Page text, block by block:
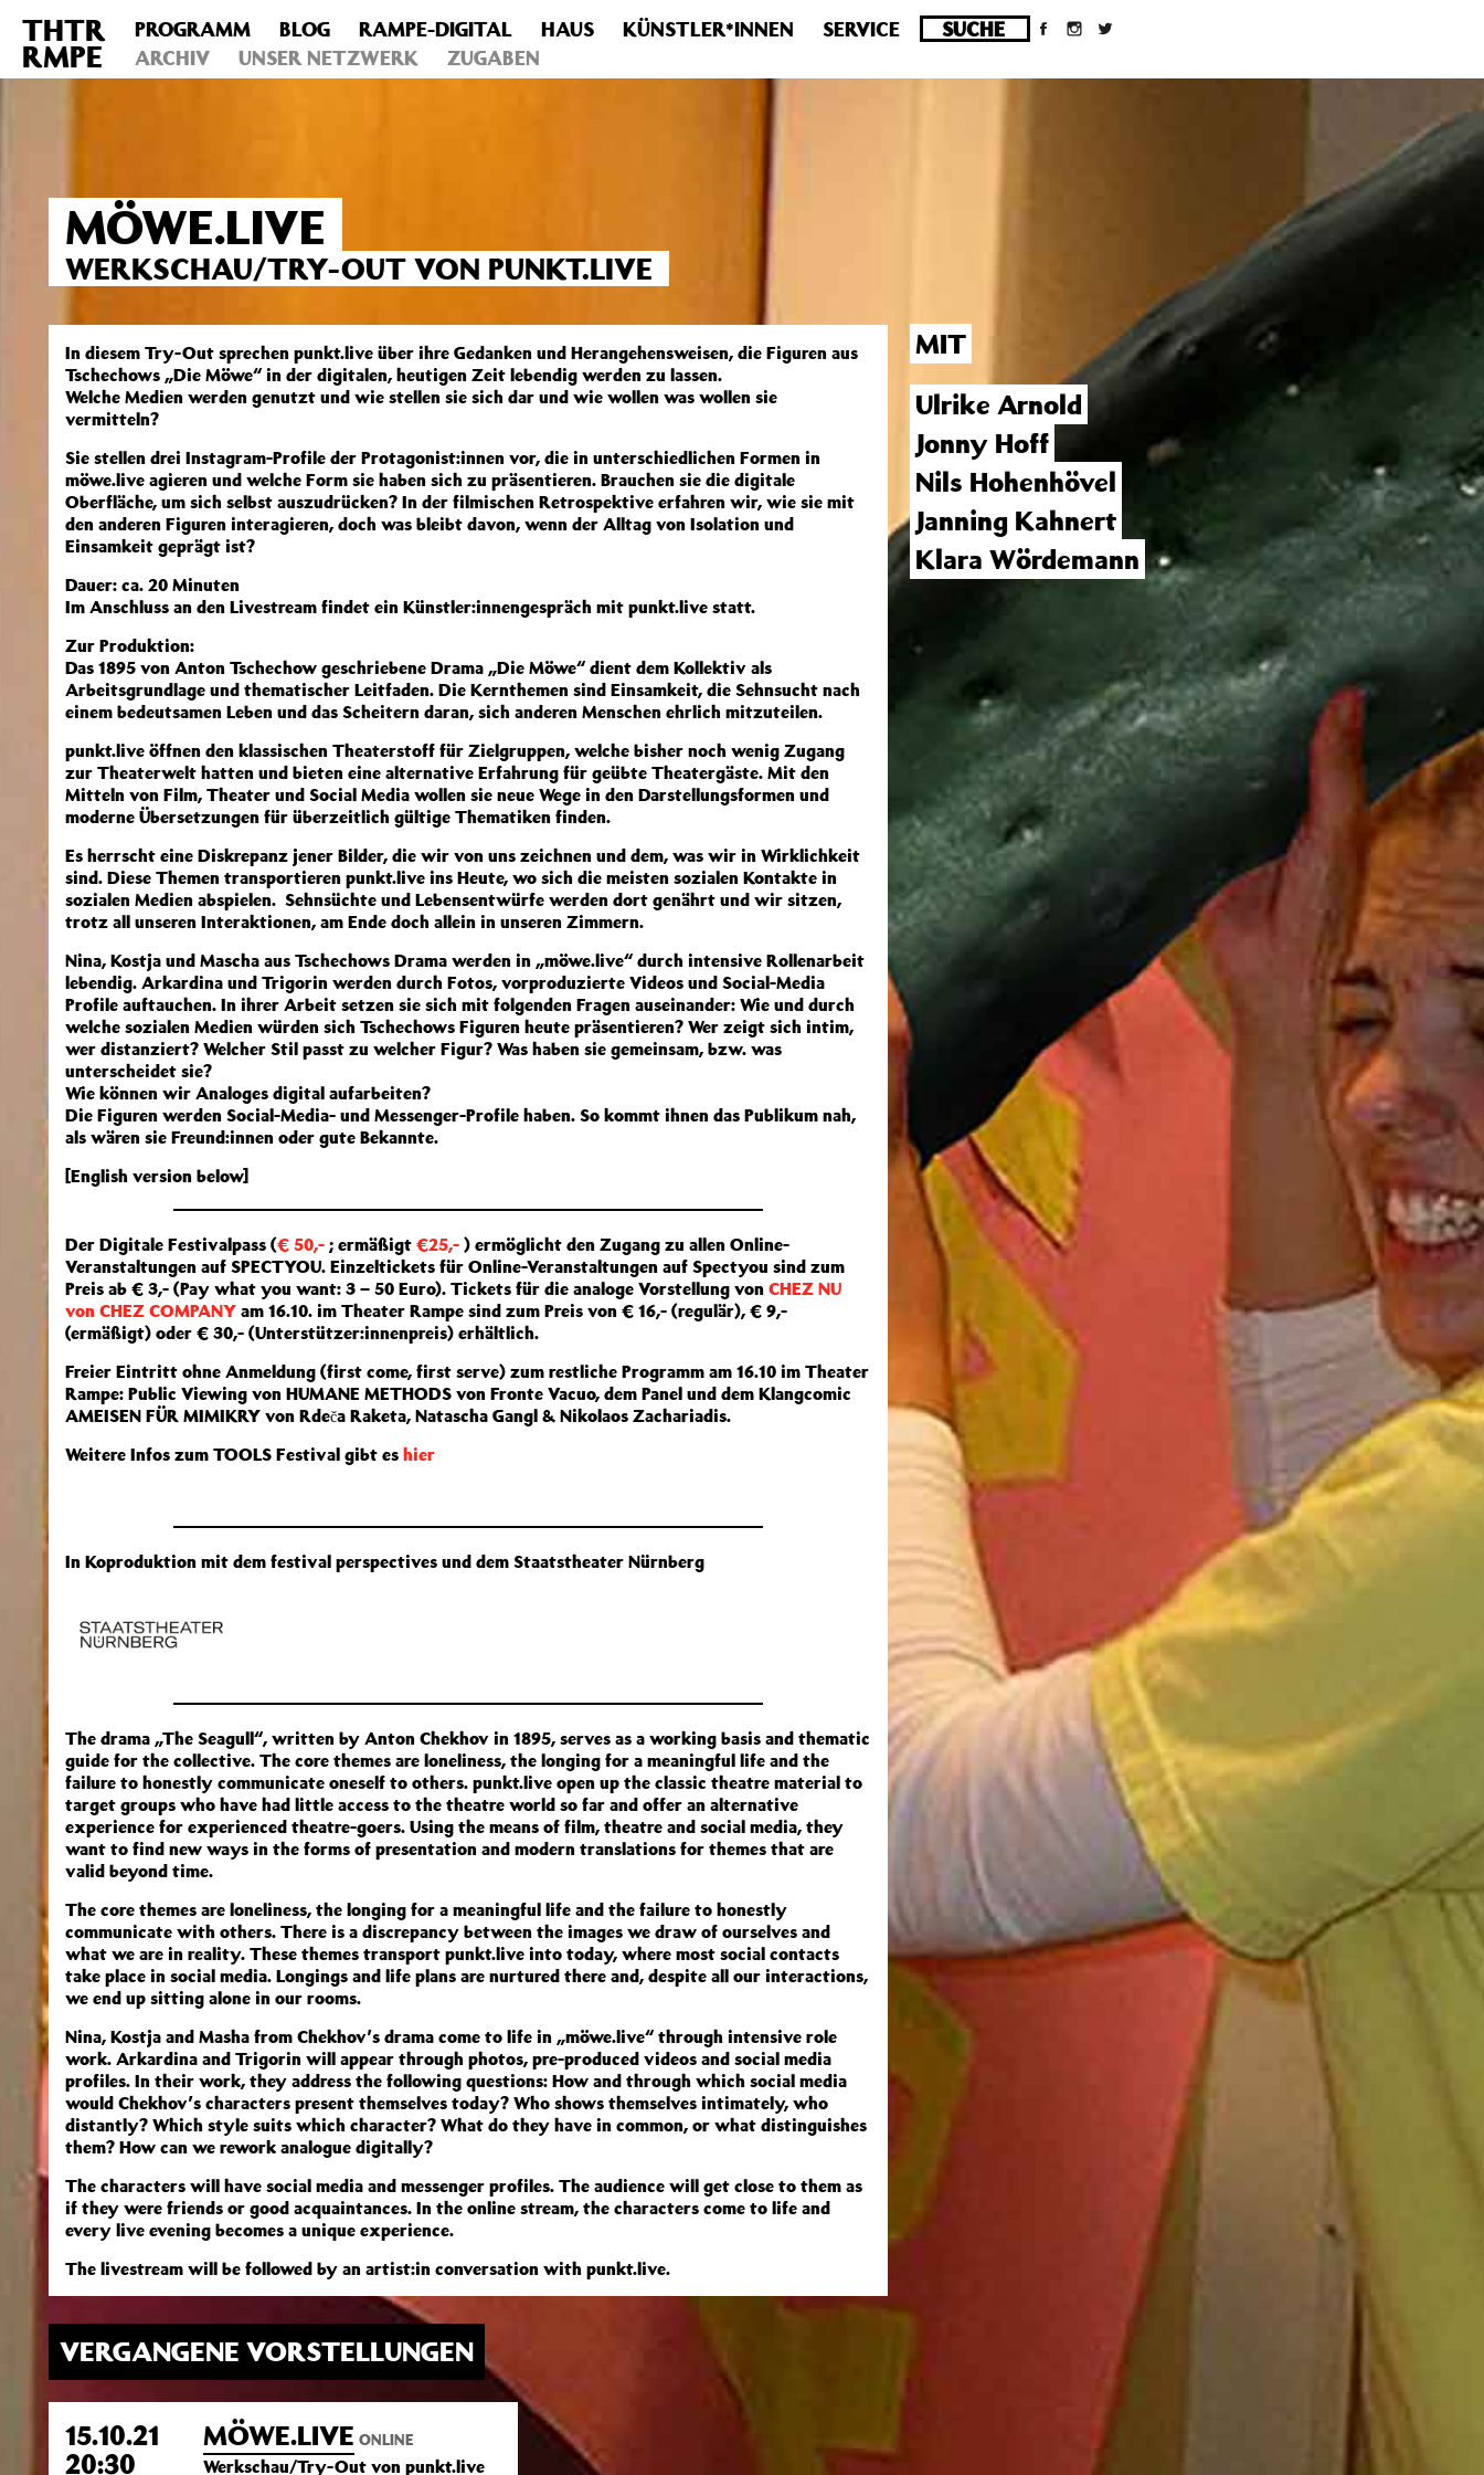
Deprecated : Die Funktion post_permalink ist seit Version 4.4.0 veraltet! Verwende stattdessen get_permalink(). in
/homepages/10/d43051023/htdocs/wordpress/wp-
includes/functions.phpon line6031
THTR
RMPE
PROGRAMM BLOG RAMPE-DIGITAL HAUS KÜNSTLER*INNEN
SERVICE
ARCHIV
UNSER NETZWERK ZUGABEN
MÖWE.LIVE
WERKSCHAU/TRY-OUT VON PUNKT.LIVE
In diesem Try-Out sprechen punkt.live über ihre Gedanken und Herangehensweisen, die Figuren aus
Tschechows „Die Möwe“ in der digitalen, heutigen Zeit lebendig werden zu lassen.
Welche Medien werden genutzt und wie stellen sie sich dar und wie wollen was wollen sie
vermitteln?
Sie stellen drei Instagram-Profile der Protagonist:innen vor, die in unterschiedlichen Formen in
möwe.live agieren und welche Form sie haben sich zu präsentieren. Brauchen sie die digitale
Oberfläche, um sich selbst auszudrücken? In der filmischen Retrospektive erfahren wir, wie sie mit
den anderen Figuren interagieren, doch was bleibt davon, wenn der Alltag von Isolation und
Einsamkeit geprägt ist?
Dauer: ca. 20 Minuten
Im Anschluss an den Livestream findet ein Künstler:innengespräch mit punkt.live statt.
Zur Produktion:
Das 1895 von Anton Tschechow geschriebene Drama „Die Möwe“ dient dem Kollektiv als
Arbeitsgrundlage und thematischer Leitfaden. Die Kernthemen sind Einsamkeit, die Sehnsucht nach
einem bedeutsamen Leben und das Scheitern daran, sich anderen Menschen ehrlich mitzuteilen.
punkt.live öffnen den klassischen Theaterstoff für Zielgruppen, welche bisher noch wenig Zugang
zur Theaterwelt hatten und bieten eine alternative Erfahrung für geübte Theatergäste. Mit den
Mitteln von Film, Theater und Social Media wollen sie neue Wege in den Darstellungsformen und
moderne Übersetzungen für überzeitlich gültige Thematiken finden.
Es herrscht eine Diskrepanz jener Bilder, die wir von uns zeichnen und dem, was wir in Wirklichkeit
sind. Diese Themen transportieren punkt.live ins Heute, wo sich die meisten sozialen Kontakte in
sozialen Medien abspielen. Sehnsüchte und Lebensentwürfe werden dort genährt und wir sitzen,
trotz all unseren Interaktionen, am Ende doch allein in unseren Zimmern.
Nina, Kostja und Mascha aus Tschechows Drama werden in „möwe.live“ durch intensive Rollenarbeit
lebendig. Arkardina und Trigorin werden durch Fotos, vorproduzierte Videos und Social-Media
Profile auftauchen. In ihrer Arbeit setzen sie sich mit folgenden Fragen auseinander: Wie und durch
welche sozialen Medien würden sich Tschechows Figuren heute präsentieren? Wer zeigt sich intim,
wer distanziert? Welcher Stil passt zu welcher Figur? Was haben sie gemeinsam, bzw. was
unterscheidet sie?
Wie können wir Analoges digital aufarbeiten?
Die Figuren werden Social-Media- und Messenger-Profile haben. So kommt ihnen das Publikum nah,
als wären sie Freund:innen oder gute Bekannte.
[English version below]
Der Digitale Festivalpass (€ 50,- ; ermäßigt €25,- ) ermöglicht den Zugang zu allen Online-
Veranstaltungen auf SPECTYOU. Einzeltickets für Online-Veranstaltungen auf Spectyou sind zum
Preis ab € 3,- (Pay what you want: 3 – 50 Euro). Tickets für die analoge Vorstellung von CHEZ NU
von CHEZ COMPANY am 16.10. im Theater Rampe sind zum Preis von € 16,- (regulär), € 9,-
(ermäßigt) oder € 30,- (Unterstützer:innenpreis) erhältlich.
Freier Eintritt ohne Anmeldung (first come, first serve) zum restliche Programm am 16.10 im Theater
Rampe: Public Viewing von HUMANE METHODS von Fronte Vacuo, dem Panel und dem Klangcomic
AMEISEN FÜR MIMIKRY von Rdeča Raketa, Natascha Gangl & Nikolaos Zachariadis.
Weitere Infos zum TOOLS Festival gibt es hier
In Koproduktion mit dem festival perspectives und dem Staatstheater Nürnberg
The drama „The Seagull“, written by Anton Chekhov in 1895, serves as a working basis and thematic
guide for the collective. The core themes are loneliness, the longing for a meaningful life and the
failure to honestly communicate oneself to others. punkt.live open up the classic theatre material to
target groups who have had little access to the theatre world so far and offer an alternative
experience for experienced theatre-goers. Using the means of film, theatre and social media, they
want to find new ways in the forms of presentation and modern translations for themes that are
valid beyond time.
The core themes are loneliness, the longing for a meaningful life and the failure to honestly
communicate with others. There is a discrepancy between the images we draw of ourselves and
what we are in reality. These themes transport punkt.live into today, where most social contacts
take place in social media. Longings and life plans are nurtured there and, despite all our interactions,
we end up sitting alone in our rooms.
Nina, Kostja and Masha from Chekhov’s drama come to life in „möwe.live“ through intensive role
work. Arkardina and Trigorin will appear through photos, pre-produced videos and social media
profiles. In their work, they address the following questions: How and through which social media
would Chekhov’s characters present themselves today? Who shows themselves intimately, who
distantly? Which style suits which character? What do they have in common, or what distinguishes
them? How can we rework analogue digitally?
The characters will have social media and messenger profiles. The audience will get close to them as
if they were friends or good acquaintances. In the online stream, the characters come to life and
every live evening becomes a unique experience.
The livestream will be followed by an artist:in conversation with punkt.live.
VERGANGENE VORSTELLUNGEN
15.10.21
20:30
MÖWE.LIVE ONLINE
Werkschau/Try-Out von punkt.live
MIT
Ulrike Arnold
Jonny Hoff
Nils Hohenhövel
Janning Kahnert
Klara Wördemann